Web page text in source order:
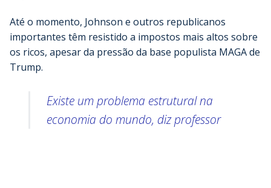
Até o momento, Johnson e outros republicanos
importantes têm resistido a impostos mais altos sobre
os ricos, apesar da pressão da base populista MAGA de
Trump.
Existe um problema estrutural na
economia do mundo, diz professor